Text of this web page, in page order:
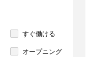
すぐ働ける
オープニング